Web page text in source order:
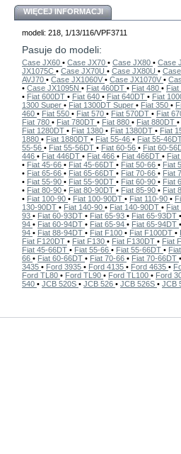
WIĘCEJ INFORMACJI
modeli: 218, 1/13/116/VPF3711
Pasuje do modeli:
Case JX60 • Case JX70 • Case JX80 • Case
JX1075C • Case JX70U • Case JX80U •
AVJ70 • Case JX1060V • Case JX1070V •
• Case JX1095N • Fiat 460DT • Fiat 480 •
• Fiat 600DT • Fiat 640 • Fiat 640DT • Fiat
1300 Super • Fiat 1300DT Super • Fiat 350 •
460 • Fiat 550 • Fiat 570 • Fiat 570DT • Fiat
Fiat 780 • Fiat 780DT • Fiat 880 • Fiat 880DT •
Fiat 1280DT • Fiat 1380 • Fiat 1380DT • Fiat
1880 • Fiat 1880DT • Fiat 55-46 • Fiat 55-
55-56 • Fiat 55-56DT • Fiat 60-56 • Fiat 60-
446 • Fiat 446DT • Fiat 466 • Fiat 466DT •
• Fiat 45-66 • Fiat 45-66DT • Fiat 50-66 • Fiat
• Fiat 65-66 • Fiat 65-66DT • Fiat 70-66 • Fiat
• Fiat 55-90 • Fiat 55-90DT • Fiat 60-90 • Fiat
• Fiat 80-90 • Fiat 80-90DT • Fiat 85-90 • Fiat
• Fiat 100-90 • Fiat 100-90DT • Fiat 110-90 •
130-90DT • Fiat 140-90 • Fiat 140-90DT •
93 • Fiat 60-93DT • Fiat 65-93 • Fiat 65-93DT
94 • Fiat 60-94DT • Fiat 65-94 • Fiat 65-94DT
94 • Fiat 88-94DT • Fiat F100 • Fiat F100DT •
Fiat F120DT • Fiat F130 • Fiat F130DT • Fiat
Fiat 45-66DT • Fiat 55-66 • Fiat 55-66DT •
66 • Fiat 60-66DT • Fiat 70-66 • Fiat 70-66DT
3435 • Ford 3935 • Ford 4135 • Ford 4635 •
Ford TL80 • Ford TL90 • Ford TL100 • Ford
540 • JCB 520S • JCB 526 • JCB 526S • JCB